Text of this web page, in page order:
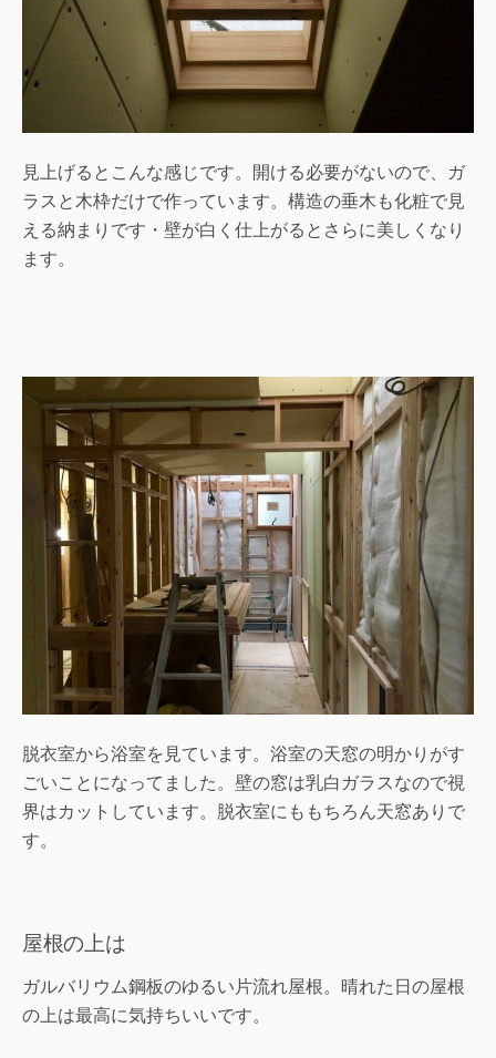
見上げるとこんな感じです。開ける必要がないので、ガ
ラスと木枠だけで作っています。構造の垂木も化粧で見
える納まりです・壁が白く仕上がるとさらに美しくなり
ます。
脱衣室から浴室を見ています。浴室の天窓の明かりがす
ごいことになってました。壁の窓は乳白ガラスなので視
界はカットしています。脱衣室にももちろん天窓ありで
す。
屋根の上は
ガルバリウム鋼板のゆるい片流れ屋根。晴れた日の屋根
の上は最高に気持ちいいです。